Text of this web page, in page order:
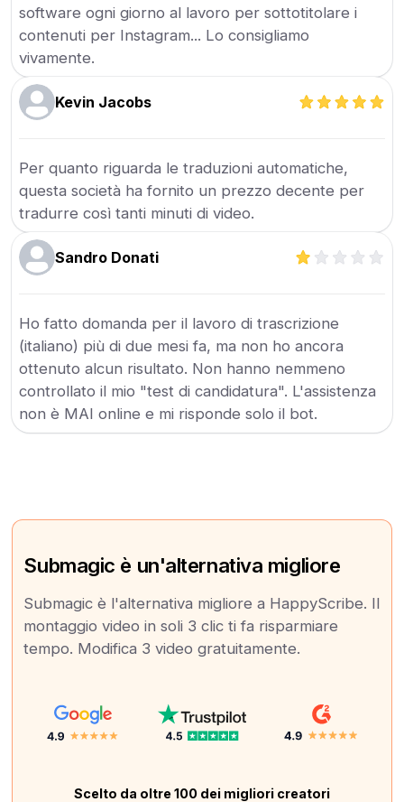
software ogni giorno al lavoro per sottotitolare i
contenuti per Instagram... Lo consigliamo
vivamente.
Kevin Jacobs
Per quanto riguarda le traduzioni automatiche,
questa società ha fornito un prezzo decente per
tradurre così tanti minuti di video.
Sandro Donati
Ho fatto domanda per il lavoro di trascrizione
(italiano) più di due mesi fa, ma non ho ancora
ottenuto alcun risultato. Non hanno nemmeno
controllato il mio "test di candidatura". L'assistenza
non è MAI online e mi risponde solo il bot.
Submagic è un'alternativa migliore
Submagic è l'alternativa migliore a HappyScribe. Il
montaggio video in soli 3 clic ti fa risparmiare
tempo. Modifica 3 video gratuitamente.
Scelto da oltre 100 dei migliori creatori